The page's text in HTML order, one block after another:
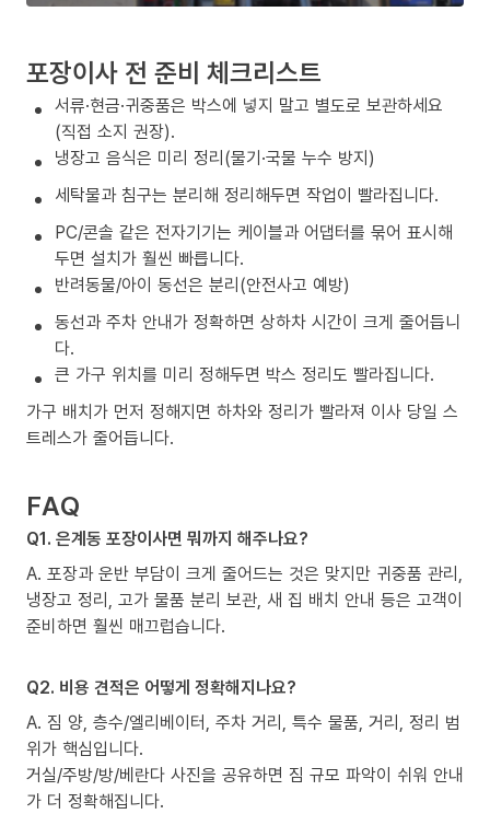
포장이사 전 준비 체크리스트
서류·현금·귀중품은 박스에 넣지 말고 별도로 보관하세요
(직접 소지 권장).
냉장고 음식은 미리 정리(물기·국물 누수 방지)
세탁물과 침구는 분리해 정리해두면 작업이 빨라집니다.
PC/콘솔 같은 전자기기는 케이블과 어댑터를 묶어 표시해
두면 설치가 훨씬 빠릅니다.
반려동물/아이 동선은 분리(안전사고 예방)
동선과 주차 안내가 정확하면 상하차 시간이 크게 줄어듭니
다.
큰 가구 위치를 미리 정해두면 박스 정리도 빨라집니다.
가구 배치가 먼저 정해지면 하차와 정리가 빨라져 이사 당일 스
트레스가 줄어듭니다.
FAQ
Q1. 은계동 포장이사면 뭐까지 해주나요?
A. 포장과 운반 부담이 크게 줄어드는 것은 맞지만 귀중품 관리,
냉장고 정리, 고가 물품 분리 보관, 새 집 배치 안내 등은 고객이
준비하면 훨씬 매끄럽습니다.
Q2. 비용 견적은 어떻게 정확해지나요?
A. 짐 양, 층수/엘리베이터, 주차 거리, 특수 물품, 거리, 정리 범
위가 핵심입니다.
거실/주방/방/베란다 사진을 공유하면 짐 규모 파악이 쉬워 안내
가 더 정확해집니다.